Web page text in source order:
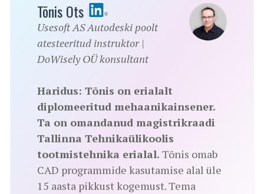
Tõnis Ots
Usesoft AS Autodeski poolt
atesteeritud instruktor |
DoWisely OÜ konsultant
Haridus: Tõnis on erialalt
diplomeeritud mehaanikainsener.
Ta on omandanud magistrikraadi
Tallinna Tehnikaülikoolis
tootmistehnika erialal. Tõnis omab
CAD programmide kasutamise alal üle
15 aasta pikkust kogemust. Tema